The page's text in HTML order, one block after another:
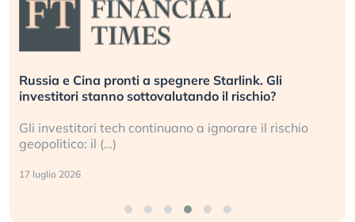
Russia e Cina pronti a spegnere Starlink. Gli
investitori stanno sottovalutando il rischio?
Gli investitori tech continuano a ignorare il rischio
geopolitico: il (…)
17 luglio 2026